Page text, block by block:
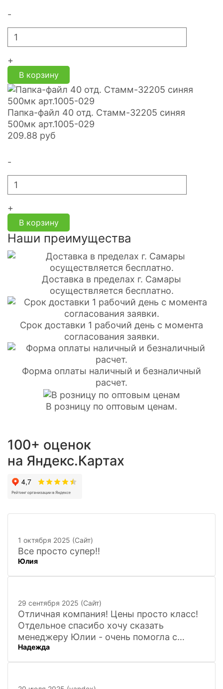
-
+
В корзину
Папка-файл 40 отд. Стамм-32205 синяя
500мк арт.1005-029
209.88 руб
-
+
В корзину
Наши преимущества
Доставка в пределах г. Самары
осуществляется бесплатно.
Срок доставки 1 рабочий день с момента
согласования заявки.
Форма оплаты наличный и безналичный
расчет.
В розницу по оптовым ценам.
100+ оценок
на Яндекс.Картах
1 октября 2025 (Сайт)
Все просто супер!!
Юлия
29 сентября 2025 (Сайт)
Отличная компания! Цены просто класс!
Отдельное спасибо хочу сказать
менеджеру Юлии - очень помогла с
покупкой и доставкой сувенирных
фигурок! Буду ждать новинок и покупать
Надежда